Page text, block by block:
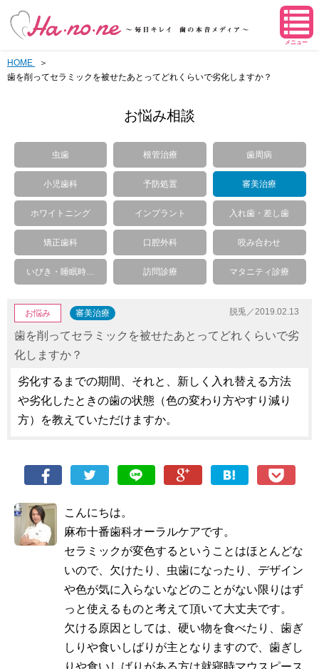
メニュー
HOME
歯を削ってセラミックを被せたあとってどれくらいで劣化しますか？
お悩み相談
虫歯 根管治療 歯周病
小児歯科 予防処置 審美治療
ホワイトニング インプラント 入れ歯・差し歯
矯正歯科 口腔外科 咬み合わせ
いびき・睡眠時… 訪問診療 マタニティ診療
脱兎／2019.02.13
お悩み 審美治療
歯を削ってセラミックを被せたあとってどれくらいで劣
化しますか？
劣化するまでの期間、それと、新しく入れ替える方法
や劣化したときの歯の状態（色の変わり方やすり減り
方）を教えていただけますか。
こんにちは。
麻布十番歯科オーラルケアです。
セラミックが変色するということはほとんどな
いので、欠けたり、虫歯になったり、デザイン
や色が気に入らないなどのことがない限りはず
っと使えるものと考えて頂いて大丈夫です。
欠ける原因としては、硬い物を食べたり、歯ぎ
しりや食いしばりが主となりますので、歯ぎし